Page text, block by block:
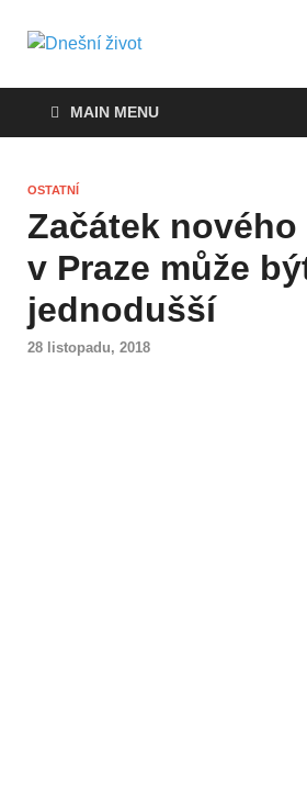
současnosti
MAIN MENU
OSTATNÍ
Začátek
v Praze může
jednodušší
28 listopadu, 2018